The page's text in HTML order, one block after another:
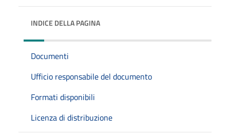
INDICE DELLA PAGINA
Documenti
Ufficio responsabile del documento
Formati disponibili
Licenza di distribuzione